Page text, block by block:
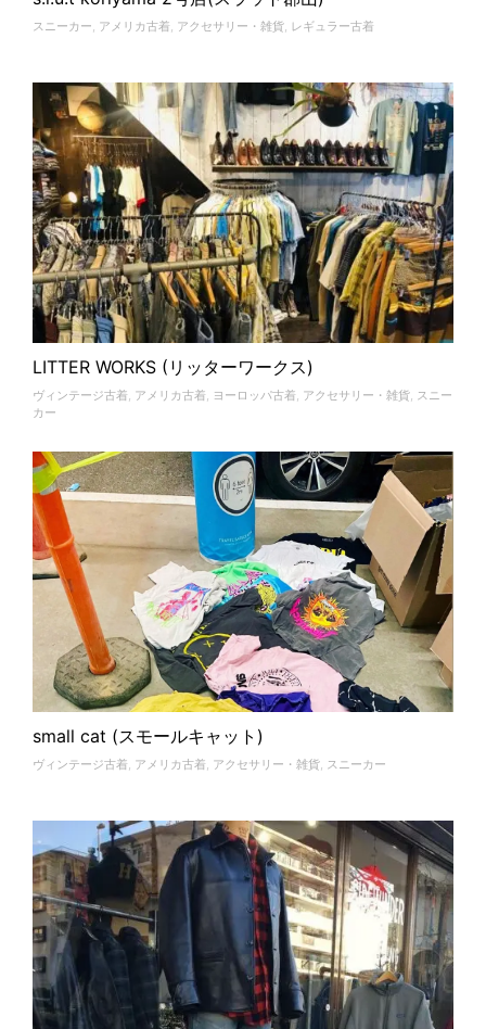
スニーカー, アメリカ古着, アクセサリー・雑貨, レギュラー古着
LITTER WORKS (リッターワークス)
ヴィンテージ古着, アメリカ古着, ヨーロッパ古着, アクセサリー・雑貨, スニー
カー
small cat (スモールキャット)
ヴィンテージ古着, アメリカ古着, アクセサリー・雑貨, スニーカー